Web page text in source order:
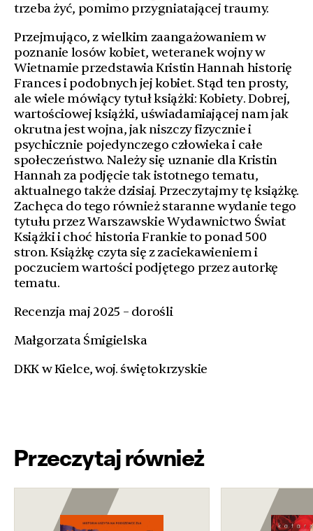
trzeba żyć, pomimo przygniatającej traumy.
Przejmująco, z wielkim zaangażowaniem w
poznanie losów kobiet, weteranek wojnyw
Wietnamie przedstawia Kristin Hannah historię
Frances i podobnych jej kobiet. Stąd ten prosty,
ale wiele mówiący tytuł książki:Kobiety. Dobrej,
wartościowej książki, uświadamiającej nam jak
okrutna jest wojna, jak niszczy fizycznie i
psychicznie pojedynczego człowieka i całe
społeczeństwo. Należy się uznanie dla Kristin
Hannah za podjęcie tak istotnego tematu,
aktualnego także dzisiaj. Przeczytajmy tę książkę.
Zachęca do tego również staranne wydanie tego
tytułu przez Warszawskie Wydawnictwo Świat
Książki i choć historia Frankieto ponad 500
stron. Książkę czyta się z zaciekawieniem i
poczuciem wartości podjętego przez autorkę
tematu.
Recenzja maj 2025 – dorośli
Małgorzata Śmigielska
DKK w Kielce, woj. świętokrzyskie
Przeczytaj również